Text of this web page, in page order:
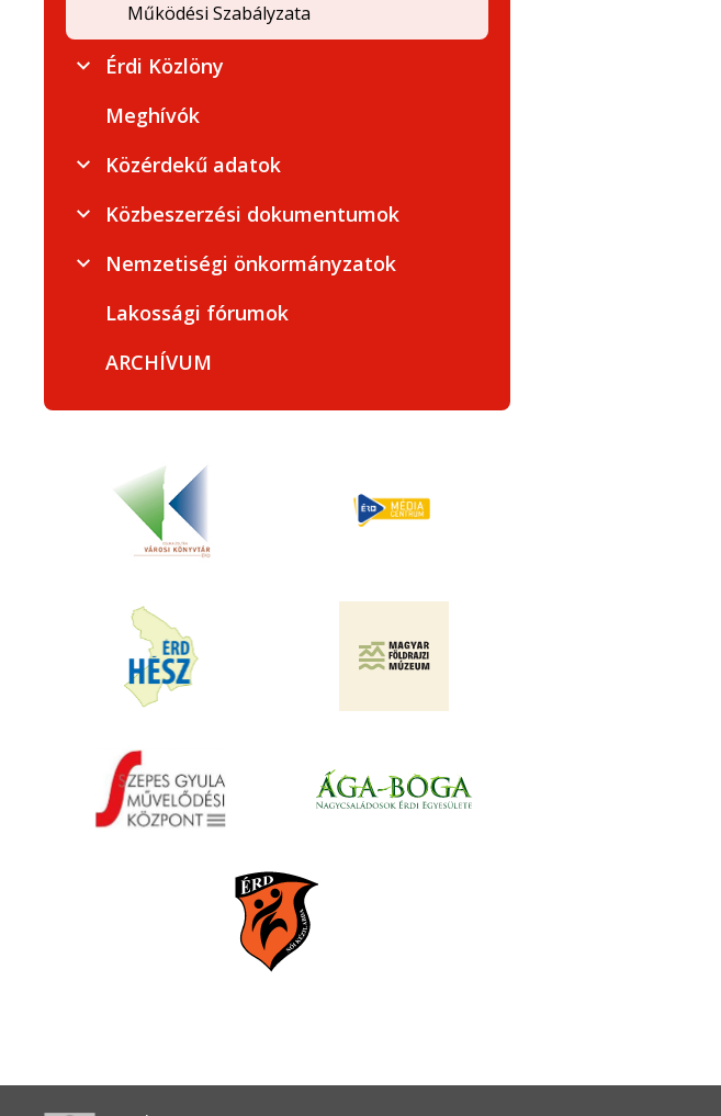
Működési Szabályzata
Érdi Közlöny
Meghívók
Közérdekű adatok
Közbeszerzési dokumentumok
Nemzetiségi önkormányzatok
Lakossági fórumok
ARCHÍVUM